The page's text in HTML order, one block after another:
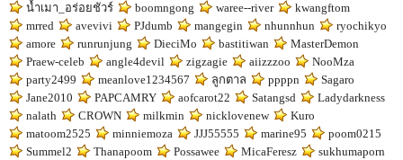
น้ำเมา_อร่อยชัวร์
boomngong waree--river
kwangftom
mrred
avevivi PJdumb mangegin nhunnhun
ryochikyo
amore
runrunjung DieciMo bastitiwan
MasterDemon
Praew-celeb
angle4devil zigzagie aiizzzoo
NooMza
party2499
meanlove1234567 ลูกตาล ppppn
Sagaro
Jane2010
PAPCAMRY aofcarot22 Satangsd
Ladydarkness
nalath
CROWN milkmin nicklovenew
Kuro
matoom2525
minniemoza JJJ55555 marine95
poom0215
Summel2
Thanapoom Possawee MicaFeresz
sukhumaporn